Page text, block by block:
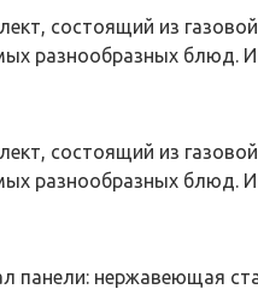
состоящий из
разнообразных блюд. И
состоящий из
разнообразных блюд.
панели: нержавеющая